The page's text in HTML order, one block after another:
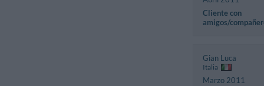
Cliente con
amigos/
Gian Luca
Italia
Marzo 2011